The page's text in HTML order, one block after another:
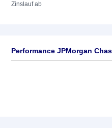
Zinslauf ab
Performance JPMorgan